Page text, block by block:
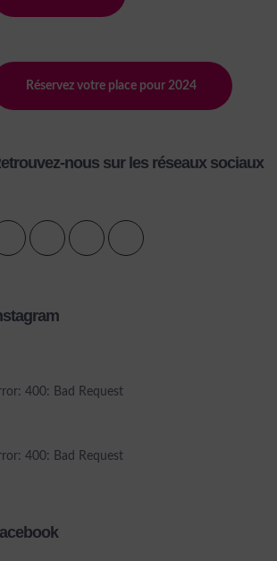
Réservez votre place pour 2024
nous sur les réseaux sociaux
400: Bad Request
400: Bad Request